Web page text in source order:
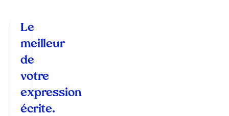
Le
meilleur
de
votre
expression
écrite.